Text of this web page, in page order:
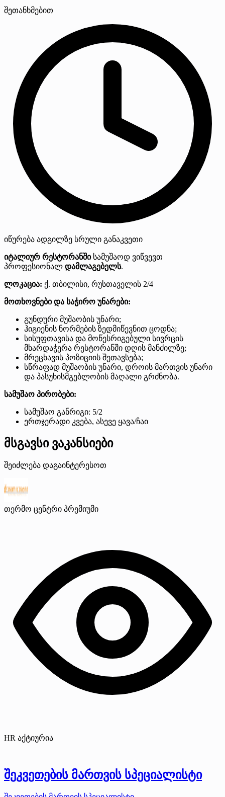
შეთანხმებით
იწურება ადგილზე სრული განაკვეთი
იტალიურ რესტორანშისამუშაოდ ვიწვევთ
პროფესიონალ დამლაგებელს.
ლოკაცია: ქ. თბილისი, რუსთაველის 2/4
მოთხოვნები და საჭირო უნარები:
გუნდური მუშაობის უნარი;
ჰიგიენის ნორმების ზედმიწევნით ცოდნა;
სისუფთავისა და მოწესრიგებული სივრცის
მხარდაჭერა რესტორანში დღის მანძილზე;
მრეცხავის პოზიციის შეთავსება;
სწრაფად მუშაობის უნარი, დროის მართვის უნარი
და პასუხისმგებლობის მაღალი გრძნობა.
სამუშაო პირობები:
სამუშაო განრიგი: 5/2
ერთჯერადი კვება, ასევე ყავა/ჩაი
მსგავსი ვაკანსიები
შეიძლება დაგაინტერესოთ
თერმო ცენტრი პრემიუმი
HR აქტიურია
შეკვეთების მართვის სპეციალისტი